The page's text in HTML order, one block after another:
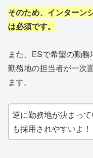
そのため、インターン
は必須です。
また、ESで希望の勤
勤務地の担当者が一次
ます。
逆に勤務地が決まっ
も採用されやすいよ！